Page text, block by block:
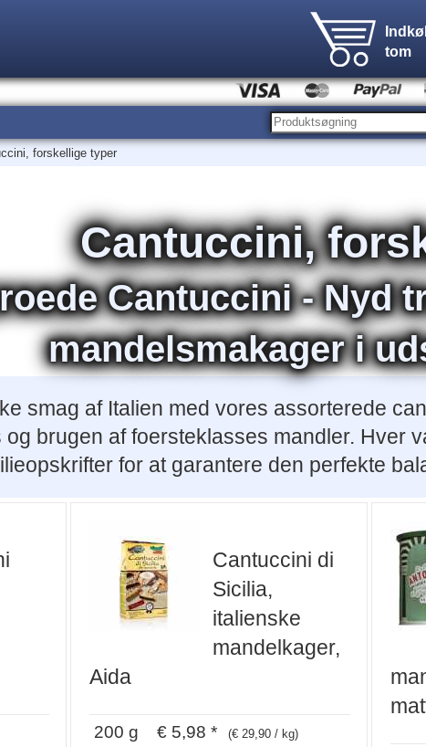
tom
forskellige typer
Cantuccini,
Cantuccini - Nyd
mandelsmakager i
smag af Italien med vores assorterede
brugen af foersteklasses mandler. Hver
for at garantere den perfekte
Cantuccini di
Sicilia,
italienske
mandelkager,
Aida
200 g € 5,98 * (€ 29,90 / kg)